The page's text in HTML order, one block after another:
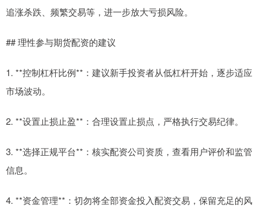
追涨杀跌、频繁交易等，进一步放大亏损风险。
## 理性参与期货配资的建议
1. **控制杠杆比例**：建议新手投资者从低杠杆开始，逐步适应
市场波动。
2. **设置止损止盈**：合理设置止损点，严格执行交易纪律。
3. **选择正规平台**：核实配资公司资质，查看用户评价和监管
信息。
4. **资金管理**：切勿将全部资金投入配资交易，保留充足的风